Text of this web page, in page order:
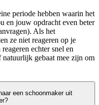
periode hebben waarin het
en jouw opdracht even beter
Als het
ze niet reageren op je
echter snel en
natuurlijk gebaat mee zijn om
een schoonmaker uit